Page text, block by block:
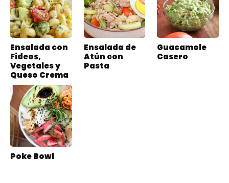
Ensalada con
Fideos,
Vegetales y
Queso Crema
Ensalada de
Atún con
Pasta
Guacamole
Casero
Poke Bowl